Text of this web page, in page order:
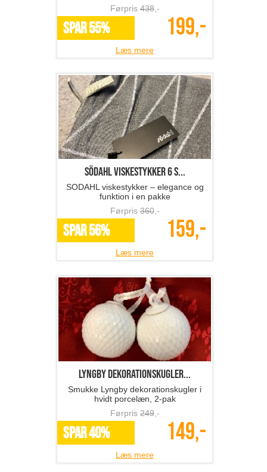
Førpris438,-
SPAR 55% 199,-
Læs mere
SÖDAHL viskestykker 6 s...
SODAHL viskestykker – elegance og
funktion i en pakke
Førpris360,-
SPAR 56% 159,-
Læs mere
Lyngby dekorationskugler...
Smukke Lyngby dekorationskugler i
hvidt porcelæn, 2-pak
Førpris249,-
SPAR 40% 149,-
Læs mere